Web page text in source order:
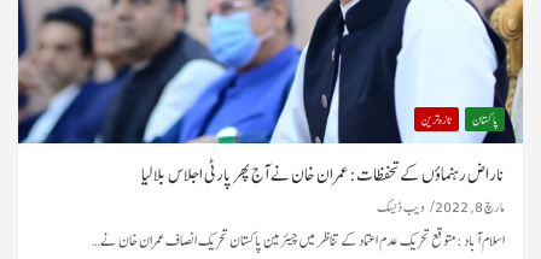
پاکستان تازہ ترین
ناراض رہنماؤں کے تحفظات: عمران خان نے آج پھر پارٹی اجلاس بلالیا
مارچ 8, 2022 ویب ڈیسک
اسلام آباد :متوقع تحریک عدم اعتماد کے تناظر میں چیئرمین پاکستان تحریک انصاف عمران خان نے…